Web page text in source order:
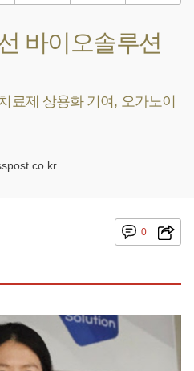
바이오솔루션
료제 상용화 기여, 오가노이
0